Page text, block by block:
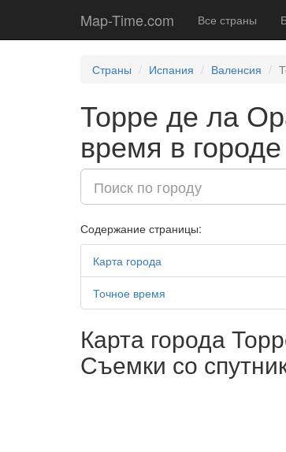
Map-Time.com Все страны
Страны Испания Валенсия
Торре де ла
время в городе
Содержание страницы:
Карта города
Точное время
Карта города
Съемки со